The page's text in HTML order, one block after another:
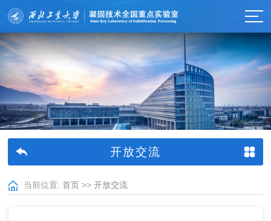
开放交流
当前位置:首页 >>开放交流